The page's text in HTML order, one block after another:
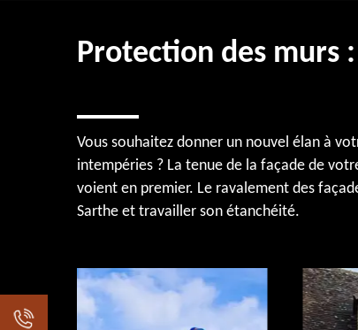
Protection des murs
Vous souhaitez donner un nouvel élan à
intempéries ? La tenue de la façade de
voient en premier. Le ravalement des
Sarthe et travailler son étanchéité.